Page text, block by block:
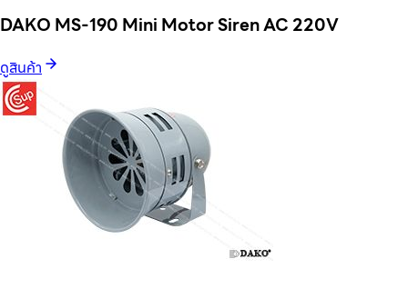
DAKO MS-190 Mini Motor Siren AC 220V
ดูสินค้า